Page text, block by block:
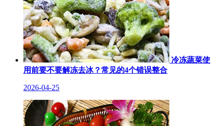
冷冻蔬菜使
用前要不要解冻去冰？常见的4个错误整合
2026-04-25